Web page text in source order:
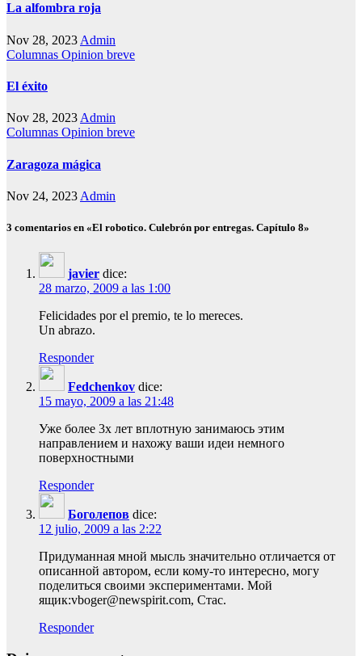
La alfombra roja
Nov 28, 2023 Admin
Columnas Opinion breve
El éxito
Nov 28, 2023 Admin
Columnas Opinion breve
Zaragoza mágica
Nov 24, 2023 Admin
3 comentarios en «El robotico. Culebrón por entregas. Capítulo 8»
javier dice:
28 marzo, 2009 a las 1:00
Felicidades por el premio, te lo mereces.
Un abrazo.
Responder
Fedchenkov dice:
15 mayo, 2009 a las 21:48
Уже более 3х лет вплотную занимаюсь этим
направлением и нахожу ваши идеи немного
поверхностными
Responder
Боголепов dice:
12 julio, 2009 a las 2:22
Придуманная мной мысль значительно отличается от
описанной автором, если кому-то интересно, могу
поделиться своими экспериментами. Мой
ящик:vboger@newspirit.com, Стас.
Responder